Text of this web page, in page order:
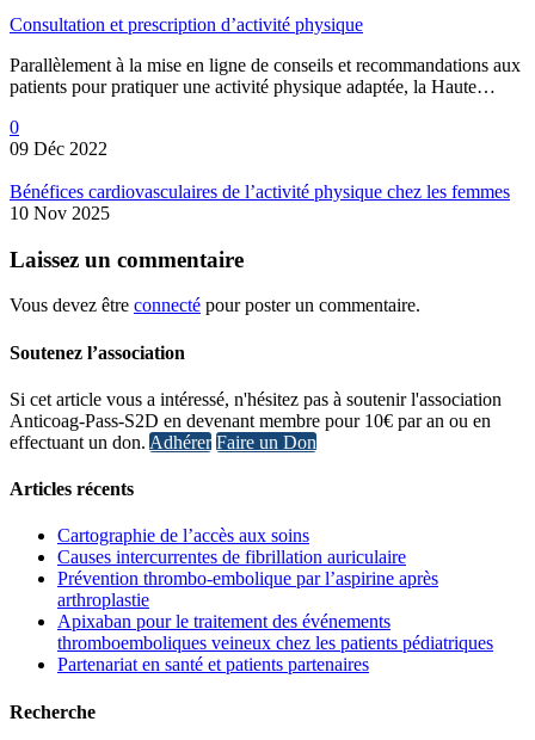
Consultation et prescription d’activité physique
Parallèlement à la mise en ligne de conseils et recommandations aux
patients pour pratiquer une activité physique adaptée, la Haute…
0
09 Déc 2022
Bénéfices cardiovasculaires de l’activité physique chez les femmes
10 Nov 2025
Laissez un commentaire
Vous devez être connecté pour poster un commentaire.
Soutenez l’association
Si cet article vous a intéressé, n'hésitez pas à soutenir l'association
Anticoag-Pass-S2D en devenant membre pour 10€ par an ou en
effectuant un don. Adhérer Faire un Don
Articles récents
Cartographie de l’accès aux soins
Causes intercurrentes de fibrillation auriculaire
Prévention thrombo-embolique par l’aspirine après
arthroplastie
Apixaban pour le traitement des événements
thromboemboliques veineux chez les patients pédiatriques
Partenariat en santé et patients partenaires
Recherche